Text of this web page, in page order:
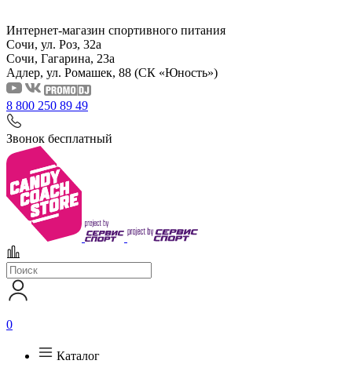
Интернет-магазин спортивного питания
Сочи, ул. Роз, 32а
Сочи, Гагарина, 23а
Адлер, ул. Ромашек, 88 (СК «Юность»)
8 800 250 89 49
Звонок бесплатный
0
Каталог